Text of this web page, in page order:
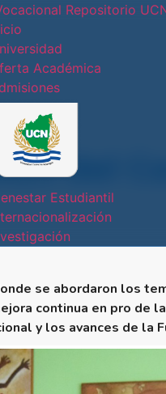
Repositorio
Sede
Estelí
Académica
Estudiantil
del
se abordaron los
continua en pro de
y los avances de la